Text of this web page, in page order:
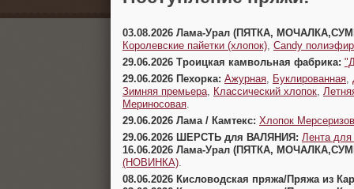
03.08.2026 Лама-Урал (ПЯТКА,
Королевские пайетки (хлопок) Candy
29.06.2026 Троицкая камвольная фабрика:
29.06.2026 Пехорка: Ажурная Буклированная
Зимняя премьера
Классический хлопок
Мериносовая
29.06.2026 Лама / Камтекс: Хлопок
29.06.2026 ШЕРСТЬ для ВАЛЯНИЯ: Лента для
16.06.2026 Лама-Урал (ПЯТКА,
(НОВИНКА)
08.06.2026 Кисловодская пряжа/Пряжа из